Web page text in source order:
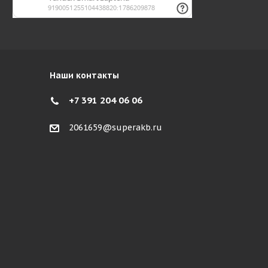
Наши контакты
+7 391 204 06 06
2061659@superakb.ru